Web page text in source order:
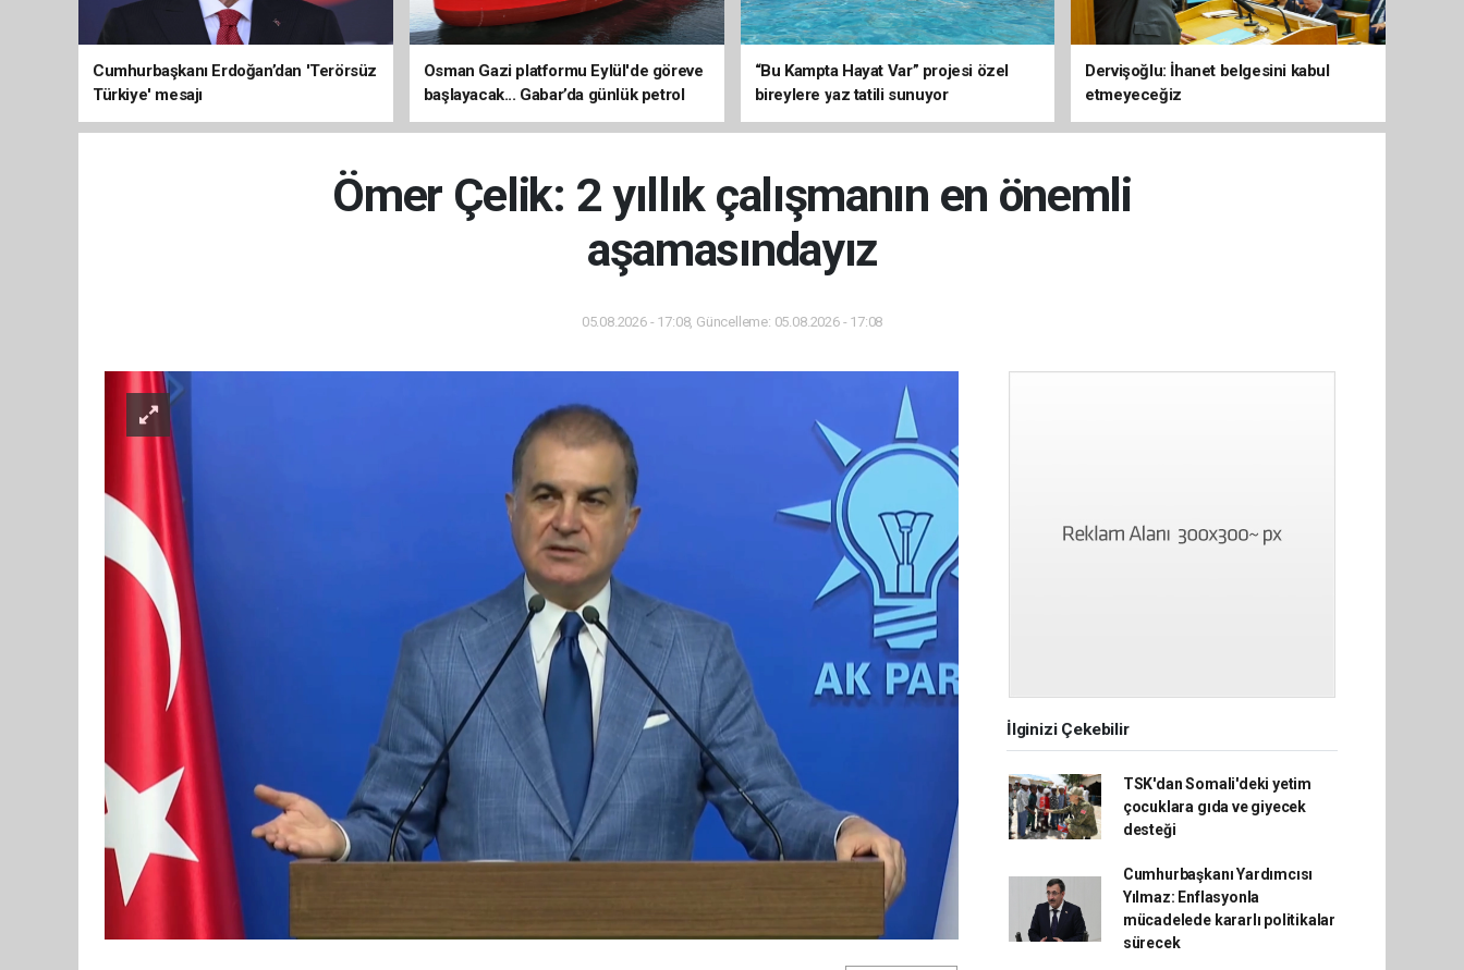
Cumhurbaşkanı Erdoğan’dan 'Terörsüz
Türkiye' mesajı
Osman Gazi platformu Eylül'de göreve
başlayacak... Gabar’da günlük petrol
üretimi 83 bin 200 varile ulaştı
“Bu Kampta Hayat Var” projesi özel
bireylere yaz tatili sunuyor
Dervişoğlu: İhanet belgesini kabul
etmeyeceğiz
Ömer Çelik: 2 yıllık çalışmanın en önemli
aşamasındayız
05.08.2026 - 17:08, Güncelleme: 05.08.2026 - 17:08
İlginizi Çekebilir
TSK'dan Somali'deki yetim
çocuklara gıda ve giyecek
desteği
Cumhurbaşkanı Yardımcısı
Yılmaz: Enflasyonla
mücadelede kararlı politikalar
sürecek